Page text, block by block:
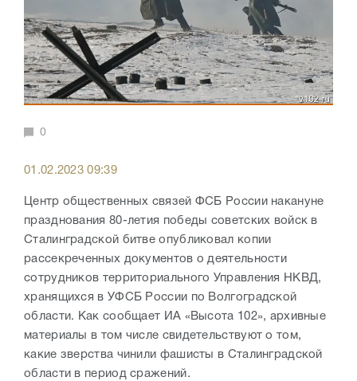
0
01.02.2023 09:39
Центр общественных связей ФСБ России накануне
празднования 80-летия победы советских войск в
Сталинградской битве опубликовал копии
рассекреченных документов о деятельности
сотрудников территориального Управления НКВД,
хранящихся в УФСБ России по Волгоградской
области. Как сообщает ИА «Высота 102», архивные
материалы в том числе свидетельствуют о том,
какие зверства чинили фашисты в Сталинградской
области в период сражений.